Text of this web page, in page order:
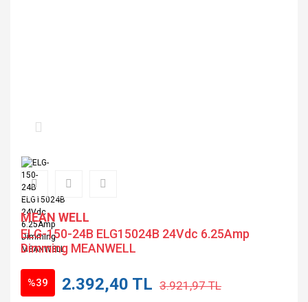
MEAN WELL
ELG-150-24B ELG15024B 24Vdc 6.25Amp
Dimming MEANWELL
%39 2.392,40 TL 3.921,97 TL